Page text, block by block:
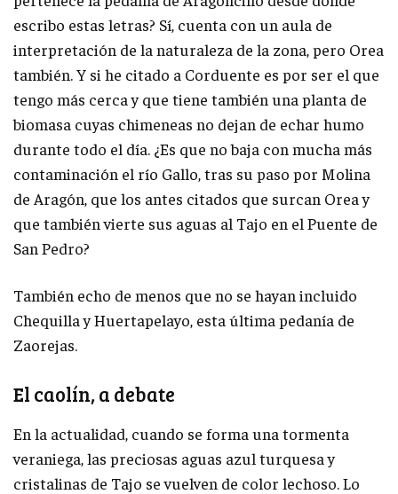
escribo estas letras? Sí, cuenta con un aula de
interpretación de la naturaleza de la zona, pero Orea
también. Y si he citado a Corduente es por ser el que
tengo más cerca y que tiene también una planta de
biomasa cuyas chimeneas no dejan de echar humo
durante todo el día. ¿Es que no baja con mucha más
contaminación el río Gallo, tras su paso por Molina
de Aragón, que los antes citados que surcan Orea y
que también vierte sus aguas al Tajo en el Puente de
San Pedro?
También echo de menos que no se hayan incluido
Chequilla y Huertapelayo, esta última pedanía de
Zaorejas.
El caolín, a debate
En la actualidad, cuando se forma una tormenta
veraniega, las preciosas aguas azul turquesa y
cristalinas de Tajo se vuelven de color lechoso. Lo